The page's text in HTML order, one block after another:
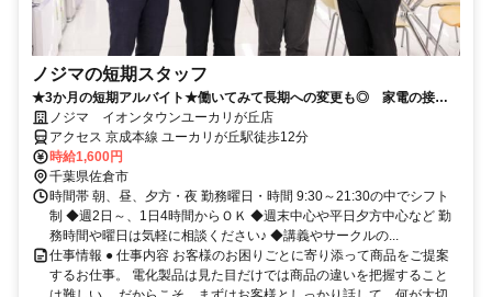
ノジマの短期スタッフ
★3か月の短期アルバイト★働いてみて長期への変更も◎ 家電の接客
のお仕事です！
ノジマ イオンタウンユーカリが丘店
アクセス 京成本線 ユーカリが丘駅徒歩12分
時給1,600円
千葉県佐倉市
時間帯 朝、昼、夕方・夜 勤務曜日・時間 9:30～21:30の中でシフト
制 ◆週2日～、1日4時間からＯＫ ◆週末中心や平日夕方中心など 勤
務時間や曜日は気軽に相談ください♪ ◆講義やサークルの...
仕事情報 ● 仕事内容 お客様のお困りごとに寄り添って商品をご提案
するお仕事。 電化製品は見た目だけでは商品の違いを把握すること